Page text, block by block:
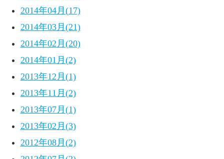
2014年04月(17)
2014年03月(21)
2014年02月(20)
2014年01月(2)
2013年12月(1)
2013年11月(2)
2013年07月(1)
2013年02月(3)
2012年08月(2)